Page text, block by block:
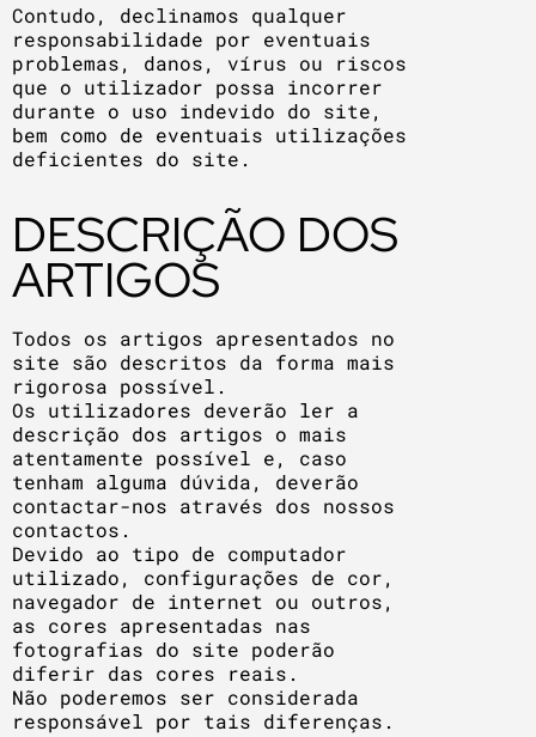
Contudo, declinamos qualquer
responsabilidade por eventuais
problemas, danos, vírus ou riscos
que o utilizador possa incorrer
durante o uso indevido do site,
bem como de eventuais utilizações
deficientes do site.
DESCRIÇÃO DOS
ARTIGOS
Todos os artigos apresentados no
site são descritos da forma mais
rigorosa possível.
Os utilizadores deverão ler a
descrição dos artigos o mais
atentamente possível e, caso
tenham alguma dúvida, deverão
contactar-nos através dos nossos
contactos.
Devido ao tipo de computador
utilizado, configurações de cor,
navegador de internet ou outros,
as cores apresentadas nas
fotografias do site poderão
diferir das cores reais.
Não poderemos ser considerada
responsável por tais diferenças.